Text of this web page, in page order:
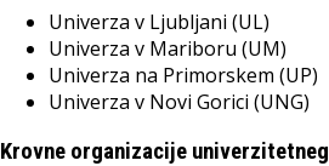
Univerza v Ljubljani (UL)
Univerza v Mariboru (UM)
Univerza na Primorskem (UP)
Univerza v Novi Gorici (UNG)
Krovne organizacije